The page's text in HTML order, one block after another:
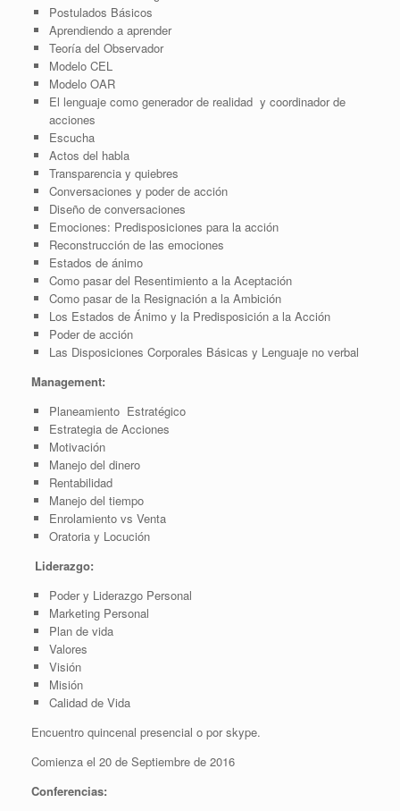
Postulados Básicos
Aprendiendo a aprender
Teoría del Observador
Modelo CEL
Modelo OAR
El lenguaje como generador de realidad y coordinador de
acciones
Escucha
Actos del habla
Transparencia y quiebres
Conversaciones y poder de acción
Diseño de conversaciones
Emociones: Predisposiciones para la acción
Reconstrucción de las emociones
Estados de ánimo
Como pasar del Resentimiento a la Aceptación
Como pasar de la Resignación a la Ambición
Los Estados de Ánimo y la Predisposición a la Acción
Poder de acción
Las Disposiciones Corporales Básicas y Lenguaje no verbal
Management:
Planeamiento Estratégico
Estrategia de Acciones
Motivación
Manejo del dinero
Rentabilidad
Manejo del tiempo
Enrolamiento vs Venta
Oratoria y Locución
Liderazgo:
Poder y Liderazgo Personal
Marketing Personal
Plan de vida
Valores
Visión
Misión
Calidad de Vida
Encuentro quincenal presencial o por skype.
Comienza el 20 de Septiembre de 2016
Conferencias: